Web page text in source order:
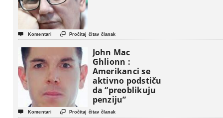
 Komentari  Pročitaj čitav članak
John Mac
Ghlionn :
Amerikanci se
aktivno podstiču
da “preoblikuju
penziju”
 Komentari  Pročitaj čitav članak